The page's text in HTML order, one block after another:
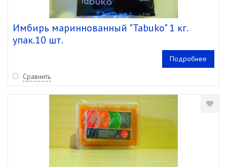
Имбирь мариннованный "Tabuko" 1 кг.
упак.10 шт.
Подробнее
Сравнить